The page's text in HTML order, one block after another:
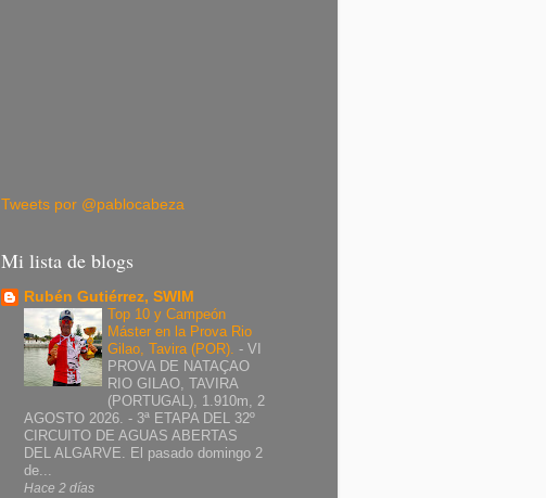
Tweets por @pablocabeza
Mi lista de blogs
Rubén Gutiérrez, SWIM
Top 10 y Campeón
Máster en la Prova Rio
Gilao, Tavira (POR). - VI
PROVA DE NATAÇAO
RIO GILAO, TAVIRA
(PORTUGAL), 1.910m, 2
AGOSTO 2026. - 3ª ETAPA DEL 32º
CIRCUITO DE AGUAS ABERTAS
DEL ALGARVE. El pasado domingo 2
de...
Hace 2 días